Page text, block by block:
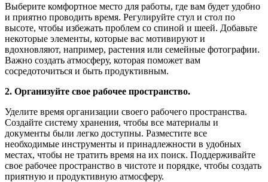
Выберите комфортное место для работы, где вам будет удобно
и приятно проводить время. Регулируйте стул и стол по
высоте, чтобы избежать проблем со спиной и шеей. Добавьте
некоторые элементы, которые вас мотивируют и
вдохновляют, например, растения или семейные фотографии.
Важно создать атмосферу, которая поможет вам
сосредоточиться и быть продуктивным.
2. Организуйте свое рабочее пространство.
Уделите время организации своего рабочего пространства.
Создайте систему хранения, чтобы все материалы и
документы были легко доступны. Разместите все
необходимые инструменты и принадлежности в удобных
местах, чтобы не тратить время на их поиск. Поддерживайте
свое рабочее пространство в чистоте и порядке, чтобы создать
приятную и продуктивную атмосферу.